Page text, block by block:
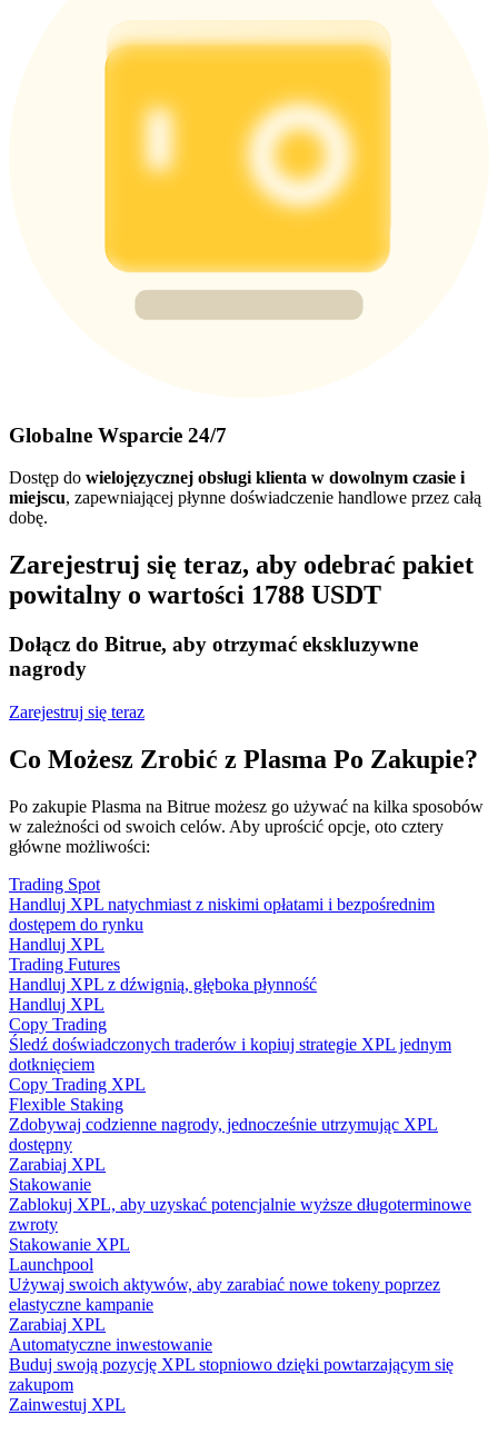
Globalne Wsparcie 24/7
Dostęp do wielojęzycznej obsługi klienta w dowolnym czasie i
miejscu, zapewniającej płynne doświadczenie handlowe przez całą
dobę.
Zarejestruj się teraz, aby odebrać pakiet
powitalny o wartości 1788 USDT
Dołącz do Bitrue, aby otrzymać ekskluzywne
nagrody
Zarejestruj się teraz
Co Możesz Zrobić z Plasma Po Zakupie?
Po zakupie Plasma na Bitrue możesz go używać na kilka sposobów
w zależności od swoich celów. Aby uprościć opcje, oto cztery
główne możliwości:
Trading Spot
Handluj XPL natychmiast z niskimi opłatami i bezpośrednim
dostępem do rynku
Handluj XPL
Trading Futures
Handluj XPL z dźwignią, głęboka płynność
Handluj XPL
Copy Trading
Śledź doświadczonych traderów i kopiuj strategie XPL jednym
dotknięciem
Copy Trading XPL
Flexible Staking
Zdobywaj codzienne nagrody, jednocześnie utrzymując XPL
dostępny
Zarabiaj XPL
Stakowanie
Zablokuj XPL, aby uzyskać potencjalnie wyższe długoterminowe
zwroty
Stakowanie XPL
Launchpool
Używaj swoich aktywów, aby zarabiać nowe tokeny poprzez
elastyczne kampanie
Zarabiaj XPL
Automatyczne inwestowanie
Buduj swoją pozycję XPL stopniowo dzięki powtarzającym się
zakupom
Zainwestuj XPL